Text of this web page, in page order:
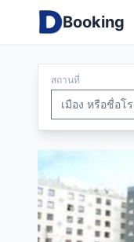
Booking
สถานที่